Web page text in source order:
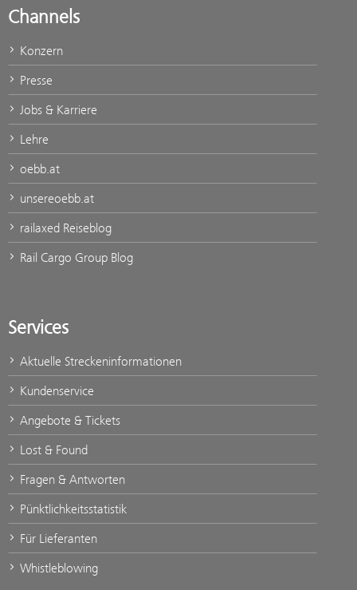
Channels
Konzern
Presse
Jobs & Karriere
Lehre
oebb.at
unsereoebb.at
railaxed Reiseblog
Rail Cargo Group Blog
Services
Aktuelle Streckeninformationen
Kundenservice
Angebote & Tickets
Lost & Found
Fragen & Antworten
Pünktlichkeitsstatistik
Für Lieferanten
Whistleblowing